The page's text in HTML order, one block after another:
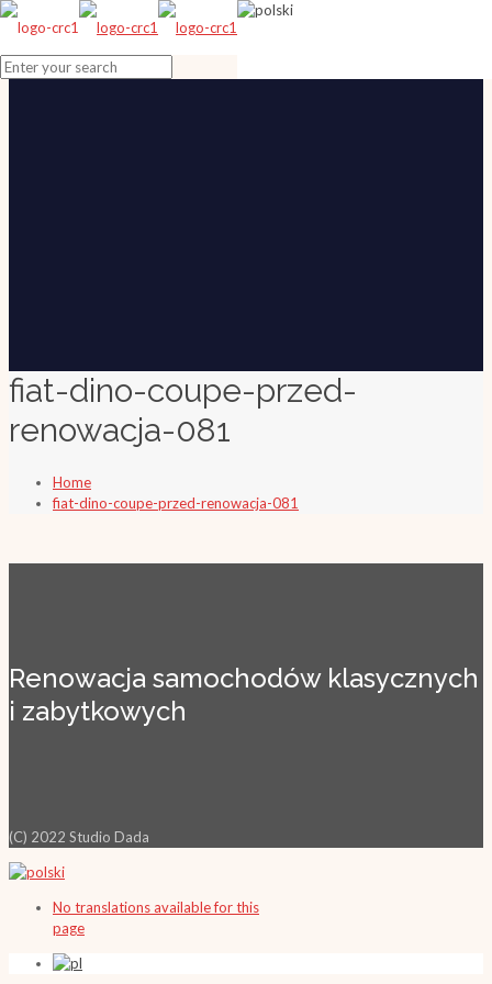
fiat-dino-coupe-przed-
renowacja-081
Home
fiat-dino-coupe-przed-renowacja-081
Renowacja samochodów klasycznych
i zabytkowych
(C) 2022 Studio Dada
No translations available for this
page